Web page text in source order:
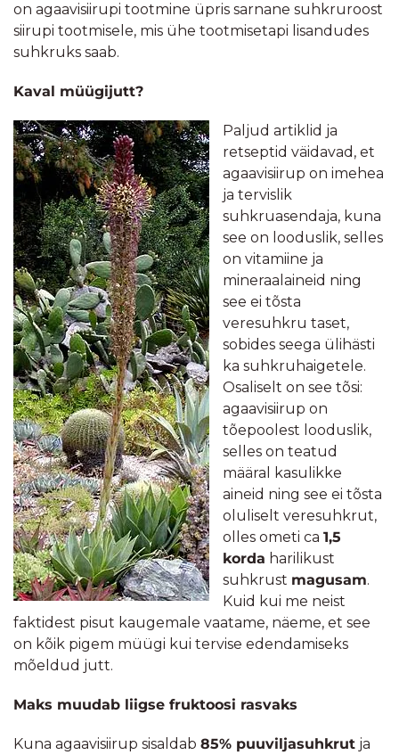
on agaavisiirupi tootmine üpris sarnane suhkruroost
siirupi tootmisele, mis ühe tootmisetapi lisandudes
suhkruks saab.
Kaval müügijutt?
Paljud artiklid ja
retseptid väidavad, et
agaavisiirup on imehea
ja tervislik
suhkruasendaja, kuna
see on looduslik, selles
on vitamiine ja
mineraalaineid ning
see ei tõsta
veresuhkru taset,
sobides seega ülihästi
ka suhkruhaigetele.
Osaliselt on see tõsi:
agaavisiirup on
tõepoolest looduslik,
selles on teatud
määral kasulikke
aineid ning see ei tõsta
oluliselt veresuhkrut,
olles ometi ca 1,5
korda harilikust
suhkrust magusam.
Kuid kui me neist
faktidest pisut kaugemale vaatame, näeme, et see
on kõik pigem müügi kui tervise edendamiseks
mõeldud jutt.
Maks muudab liigse fruktoosi rasvaks
Kuna agaavisiirup sisaldab 85% puuviljasuhkrut ja